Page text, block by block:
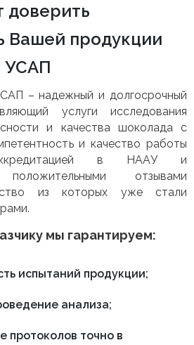
доверить
Вашей продукции
УСАП
– надежный и долгосрочный
услуги исследования
и качества шоколада с
и качество работы
в НААУ и
положительными отзывами
из которых уже стали
мы гарантируем:
испытаний продукции;
анализа;
протоколов точно в